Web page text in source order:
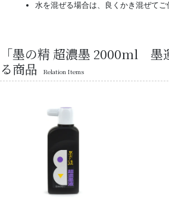
水を混ぜる場合は、良くかき混ぜてご
「墨の精 超濃墨 2000ml 墨
る商品
Relation Items